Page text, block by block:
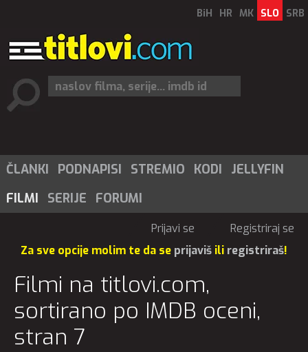
BiH HR MK SLO SRB
ČLANKI PODNAPISI STREMIO KODI
JELLYFIN
FILMI
SERIJE FORUMI
Prijavi se
Registriraj se
Za sve opcije molim te da se prijaviš ili registriraš!
Filmi na titlovi.com,
sortirano po IMDB oceni,
stran 7